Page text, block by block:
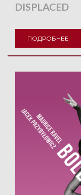
DISPLACED
ПОДРОБНЕЕ